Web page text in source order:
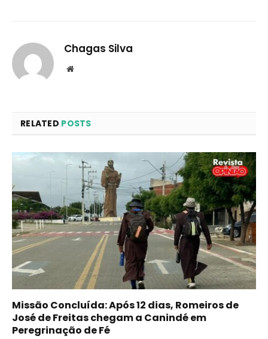
Chagas Silva
Website
RELATED POSTS
Missão Concluída: Após 12 dias, Romeiros de
José de Freitas chegam a Canindé em
Peregrinação de Fé